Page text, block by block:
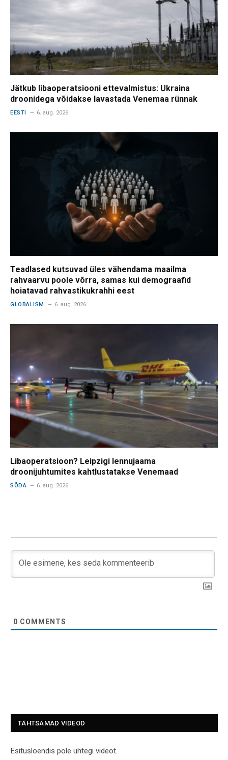
Jätkub libaoperatsiooni ettevalmistus: Ukraina
droonidega võidakse lavastada Venemaa rünnak
EESTI 6. aug. 2026
Teadlased kutsuvad üles vähendama maailma
rahvaarvu poole võrra, samas kui demograafid
hoiatavad rahvastikukrahhi eest
GLOBALISM 6. aug. 2026
Libaoperatsioon? Leipzigi lennujaama
droonijuhtumites kahtlustatakse Venemaad
SÕDA 6. aug. 2026
0 COMMENTS
TÄHTSAMAD VIDEOD
Esitusloendis pole ühtegi videot.